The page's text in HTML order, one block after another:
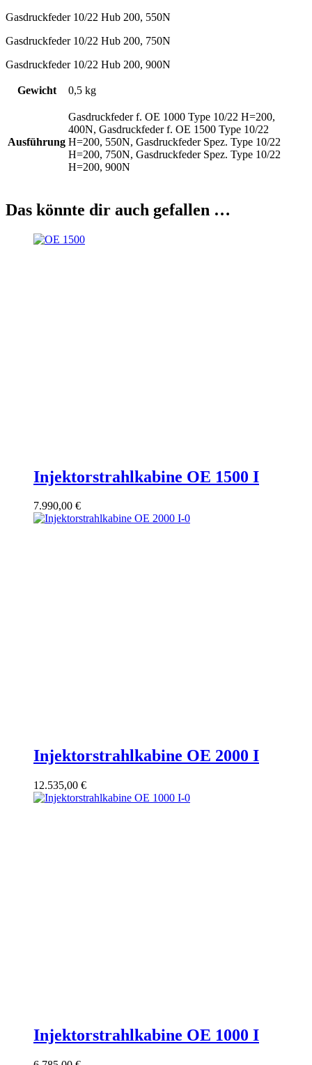
Gasdruckfeder 10/22 Hub 200, 550N
Gasdruckfeder 10/22 Hub 200, 750N
Gasdruckfeder 10/22 Hub 200, 900N
Gewicht 0,5 kg
Ausführung
Gasdruckfeder f. OE 1000 Type 10/22 H=200,
400N, Gasdruckfeder f. OE 1500 Type 10/22
H=200, 550N, Gasdruckfeder Spez. Type 10/22
H=200, 750N, Gasdruckfeder Spez. Type 10/22
H=200, 900N
Das könnte dir auch gefallen …
Injektorstrahlkabine OE 1500 I
7.990,00 €
Injektorstrahlkabine OE 2000 I
12.535,00 €
Injektorstrahlkabine OE 1000 I